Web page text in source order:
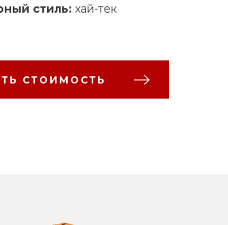
стиль: хай-тек
СТОИМОСТЬ